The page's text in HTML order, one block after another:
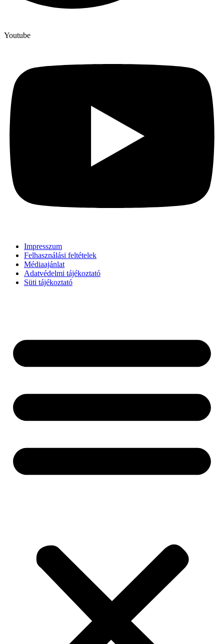
Youtube
Impresszum
Felhasználási feltételek
Médiaajánlat
Adatvédelmi tájékoztató
Süti tájékoztató